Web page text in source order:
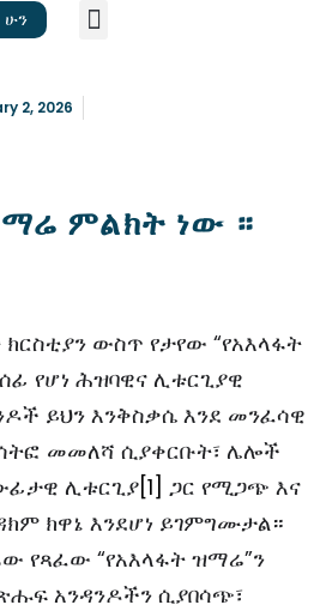
ሁን
2, 2026
ምልክት ነው ።
ውስጥ የታየው “የአእላፋት
የሆነ ሕዝባዊና ሊቱርጊያዊ
ይህን እንቅስቃሴ እንደ መንፈሳዊ
መመለሻ ሲያቀርቡት፣ ሌሎች
ሊቱርጊያ[1] ጋር የሚጋጭ እና
ክዋኔ እንደሆነ ይገምግሙታል።
የጻፈው “የአእላፋት ዝማሬ”ን
አንዳንዶችን ሲያበሳጭ፣